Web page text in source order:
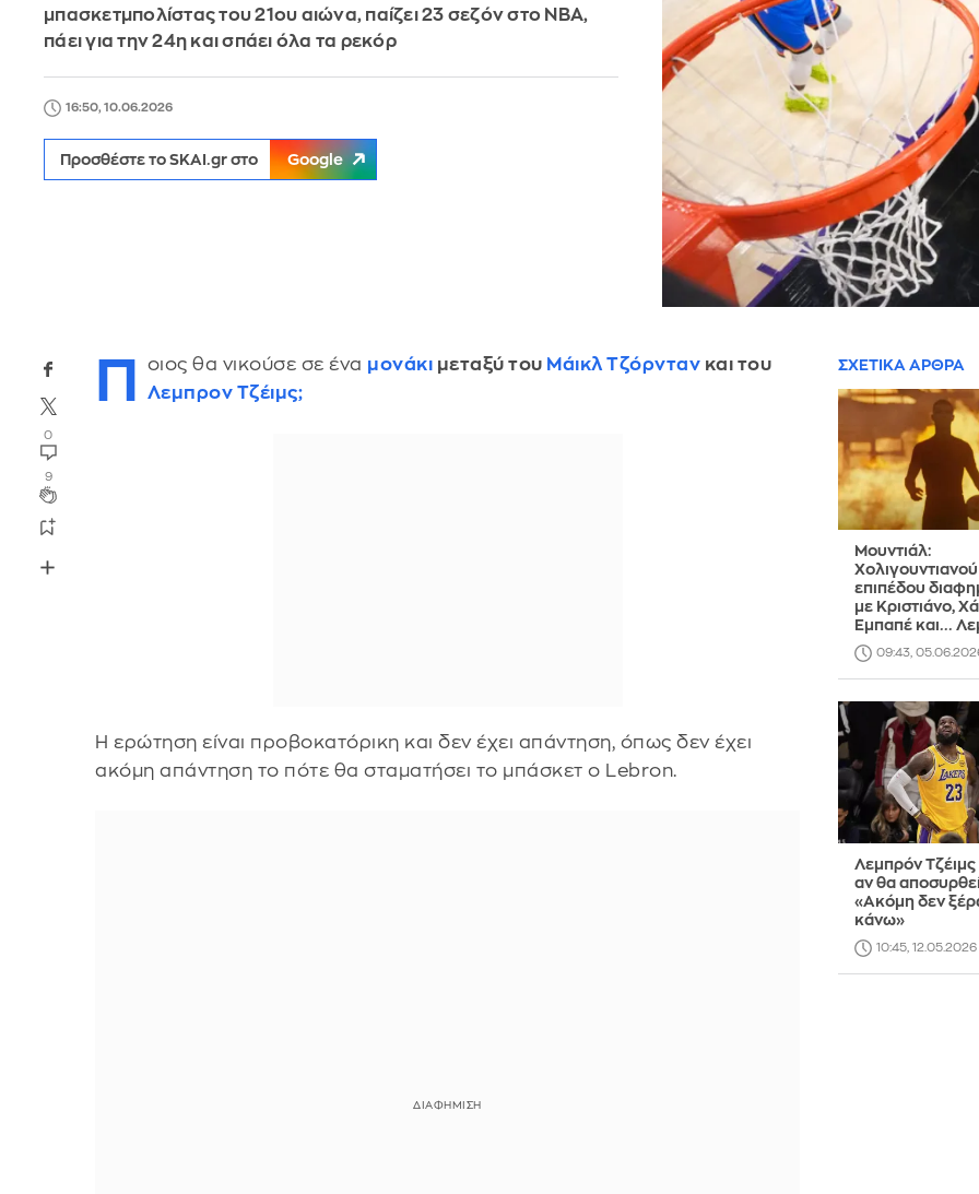
μπασκετμπολίστας του 21ου αιώνα, παίζει 23 σεζόν στο ΝΒΑ,
πάει για την 24η και σπάει όλα τα ρεκόρ
16:50, 10.06.2026
Προσθέστε το SKAI.gr στο Google
0
9
Π οιος θα νικούσε σε ένα μονάκι μεταξύ του Μάικλ Τζόρνταν και του
Λεμπρον Τζέιμς;
Η ερώτηση είναι προβοκατόρικη και δεν έχει απάντηση, όπως δεν έχει
ακόμη απάντηση το πότε θα σταματήσει το μπάσκετ ο Lebron.
ΣΧΕΤΙΚΑ ΑΡΘΡΑ
Μουντιάλ:
Χολιγουντιανού
επιπέδου
με Κριστιάνο,
Εμπαπέ και...
09:43,
Λεμπρόν Τζέιμς
αν θα
«Ακόμη δεν
κάνω»
10:45, 12.05.2026